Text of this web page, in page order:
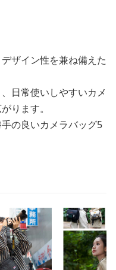
ザイン性を兼ね備えた
日常使いしやすいカメ
ります。
の良いカメラバッグ5